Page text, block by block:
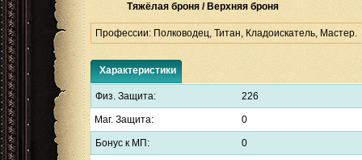
Тяжёлая броня / Верхняя броня
Профессии: Полководец, Титан, Кладоискатель, Мастер.
Характеристики
Физ. Защита: 226
Маг. Защита: 0
Бонус к МП: 0